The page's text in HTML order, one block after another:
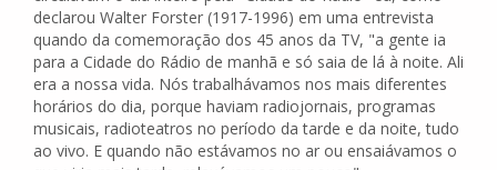
declarou Walter Forster (1917-1996) em uma entrevista
quando da comemoração dos 45 anos da TV, "a gente ia
para a Cidade do Rádio de manhã e só saia de lá à noite. Ali
era a nossa vida. Nós trabalhávamos nos mais diferentes
horários do dia, porque haviam radiojornais, programas
musicais, radioteatros no período da tarde e da noite, tudo
ao vivo. E quando não estávamos no ar ou ensaiávamos o